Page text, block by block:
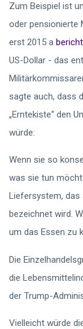
Zum Beispiel ist
oder pensionierte
erst 2015 a
US-Dollar - das
sagte auch, dass
„Erntekiste“ den
würde:
Wenn sie so
was sie tun
Liefersystem, das
bezeichnet wird.
um das Essen zu
Die
die
der Trump-
Vielleicht würde